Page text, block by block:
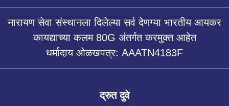
नारायण सेवा संस्थानला दिलेल्या सर्व देणग्या भारतीय आयकर
कायद्याच्या कलम 80G अंतर्गत करमुक्त आहेत
धर्मादाय ओळखपत्र: AAATN4183F
द्रुत दुवे